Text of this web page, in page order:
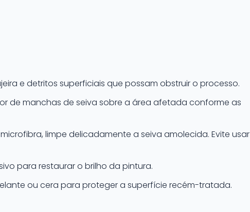
e detritos superficiais que possam obstruir o processo.
de manchas de seiva sobre a área afetada conforme as
limpe delicadamente a seiva amolecida. Evite usar
para restaurar o brilho da pintura.
ou cera para proteger a superfície recém-tratada.